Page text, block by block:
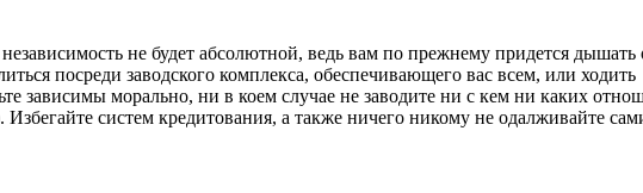
не будет абсолютной, ведь вам по прежнему придется
посреди заводского комплекса, обеспечивающего вас всем, или ходить
зависимы морально, ни в коем случае не заводите ни с кем ни каких
систем кредитования, а также ничего никому не одалживайте